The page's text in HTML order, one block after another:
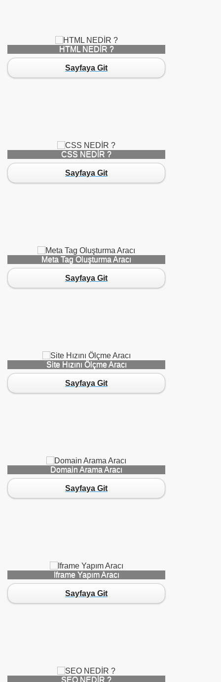
HTML NEDİR ?
Sayfaya Git
CSS NEDİR ?
Sayfaya Git
Meta Tag Oluşturma Aracı
Sayfaya Git
Site Hızını Ölçme Aracı
Sayfaya Git
Domain Arama Aracı
Sayfaya Git
Iframe Yapım Aracı
Sayfaya Git
SEO NEDİR ?
Kodu-1
1